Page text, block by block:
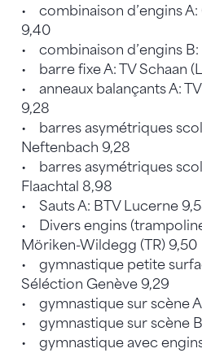
• combinaison d’engins
9,40
• combinaison d’engins B:
• barre fixe A: TV Schaan
• anneaux balançants A:
9,28
• barres asymétriques
Neftenbach 9,28
• barres asymétriques
Flaachtal 8,98
• Sauts A: BTV Lucerne
• Divers engins
Möriken-Wildegg (TR) 9,50
• gymnastique petite
Séléction Genève 9,29
• gymnastique sur scène
• gymnastique sur scène
• gymnastique avec